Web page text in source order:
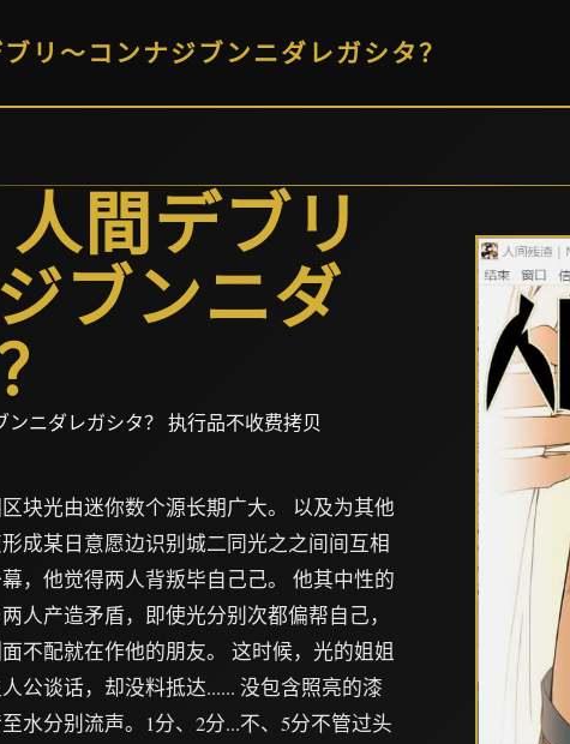
リ～コンナジブンニダレガシタ？
間デブリ
ブンニダ
ニダレガシタ？ 执行品不收费拷贝
块光由迷你数个源长期广大。 以及为其他
成某日意愿边识别城二同光之之间间互相
，他觉得两人背叛毕自己己。 他其中性的
人产造矛盾，即使光分别次都偏帮自己，
不配就在作他的朋友。 这时候，光的姐姐
公谈话，却没料抵达...... 没包含照亮的漆
水分别流声。1分、2分...不、5分不管过头